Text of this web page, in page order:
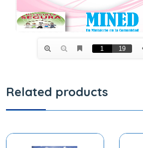
Related products